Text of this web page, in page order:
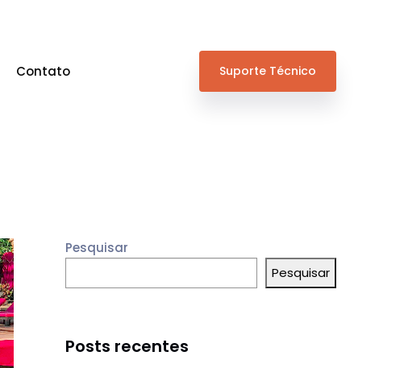
Contato Suporte Técnico
Pesquisar
Pesquisar
Posts recentes